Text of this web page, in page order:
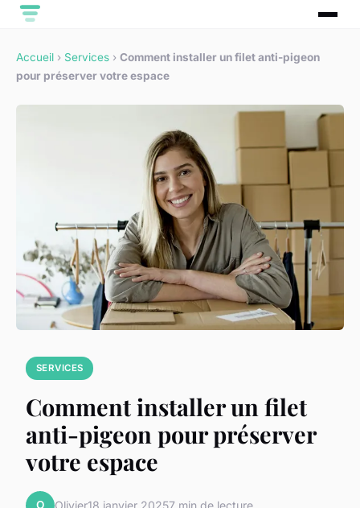
Accueil › Services › Comment installer un filet anti-pigeon
pour préserver votre espace
SERVICES
Comment installer un filet
anti-pigeon pour préserver
votre espace
O